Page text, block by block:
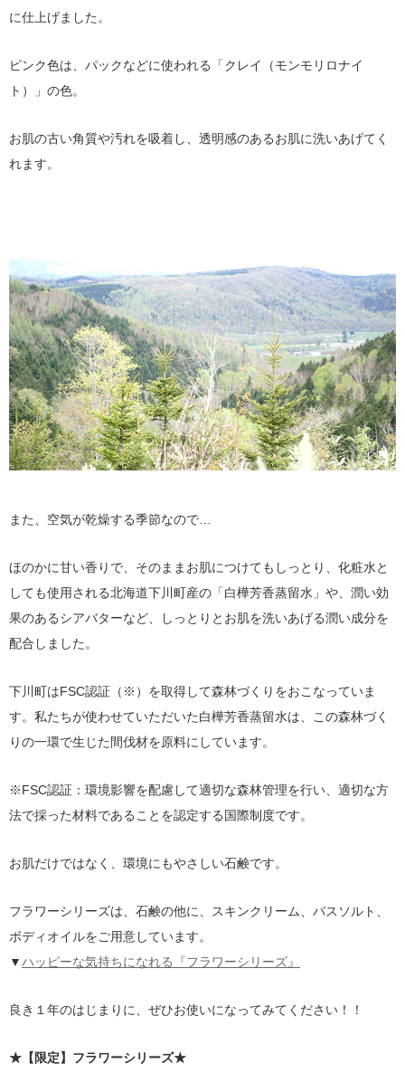
に仕上げました。
ピンク色は、パックなどに使われる「クレイ（モンモリロナイ
ト）」の色。
お肌の古い角質や汚れを吸着し、透明感のあるお肌に洗いあげてく
れます。
また、空気が乾燥する季節なので…
ほのかに甘い香りで、そのままお肌につけてもしっとり、化粧水と
しても使用される北海道下川町産の「白樺芳香蒸留水」や、潤い効
果のあるシアバターなど、しっとりとお肌を洗いあげる潤い成分を
配合しました。
下川町はFSC認証（※）を取得して森林づくりをおこなっていま
す。私たちが使わせていただいた白樺芳香蒸留水は、この森林づく
りの一環で生じた間伐材を原料にしています。
※FSC認証：環境影響を配慮して適切な森林管理を行い、適切な方
法で採った材料であることを認定する国際制度です。
お肌だけではなく、環境にもやさしい石鹸です。
フラワーシリーズは、石鹸の他に、スキンクリーム、バスソルト、
ボディオイルをご用意しています。
▼ハッピーな気持ちになれる『フラワーシリーズ』
良き１年のはじまりに、ぜひお使いになってみてください！！
★【限定】フラワーシリーズ★